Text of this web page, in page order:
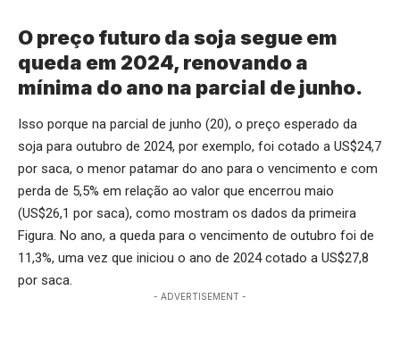
O preço futuro da soja segue em
queda em 2024, renovando a
mínima do ano na parcial de junho.
Isso porque na parcial de junho (20), o preço esperado da
soja para outubro de 2024, por exemplo, foi cotado a US$24,7
por saca, o menor patamar do ano para o vencimento e com
perda de 5,5% em relação ao valor que encerrou maio
(US$26,1 por saca), como mostram os dados da primeira
Figura. No ano, a queda para o vencimento de outubro foi de
11,3%, uma vez que iniciou o ano de 2024 cotado a US$27,8
por saca.
- ADVERTISEMENT -